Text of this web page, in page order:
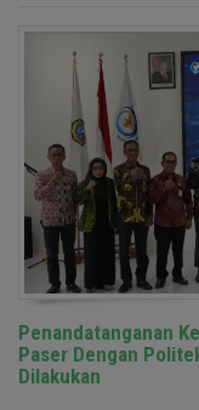
Penandatanganan
Paser Dengan
Dilakukan